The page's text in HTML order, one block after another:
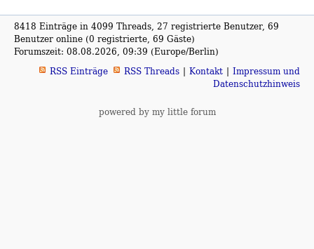
8418 Einträge in 4099 Threads, 27 registrierte Benutzer, 69
Benutzer online (0 registrierte, 69 Gäste)
Forumszeit: 08.08.2026, 09:39 (Europe/Berlin)
RSS Einträge
RSS Threads Kontakt
Impressum und
Datenschutzhinweis
powered by my little forum